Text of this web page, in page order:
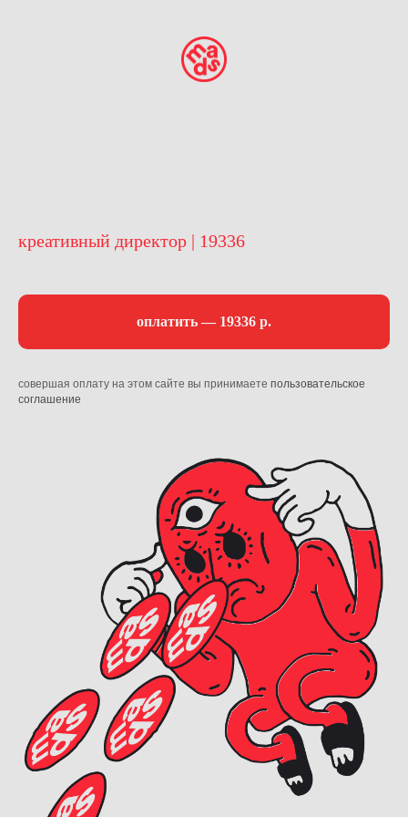
креативный директор | 19336
оплатить — 19336 р.
совершая оплату на этом сайте вы принимаете пользовательское
соглашение